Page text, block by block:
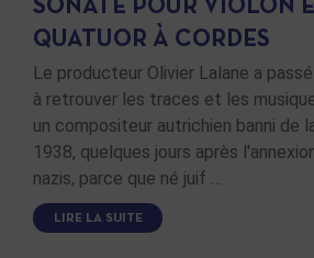
SONATE POUR VIOLON
QUATUOR À CORDES
Le producteur Olivier Lalane a
à retrouver les traces et les
un compositeur autrichien banni de
1938, quelques jours après
nazis, parce que né juif …
LIRE LA SUITE